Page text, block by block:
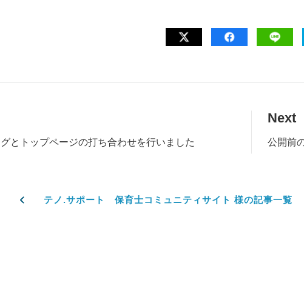
とトップページの打ち合わせを行いました
Next
公開前
テノ.サポート 保育士コミュニティサイト 様の記事一覧